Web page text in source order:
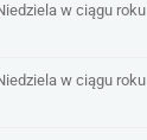
w ciągu roku
w ciągu roku